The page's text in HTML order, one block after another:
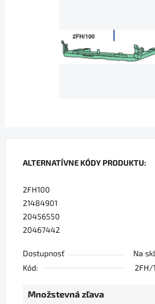
ALTERNATÍVNE KÓDY PRODUKTU:
2FH100
21484901
20456550
20467442
Dostupnosť Na
Kód:
2FH/
Množstevná zľava